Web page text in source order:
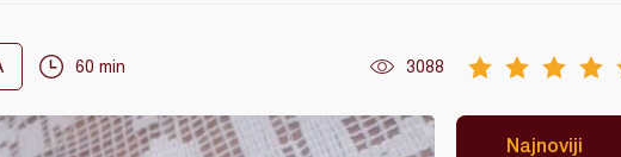
60 min 3088
Najnoviji